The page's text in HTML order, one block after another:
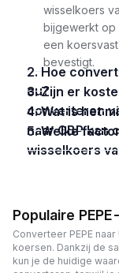
wisselkoers
bijgewerkt op
een
bevestigt.
2. Hoe converteer ik PEPE naar GBP op Bybit-
eu?
3. Zijn er kosten verbonden aan het
converteren
4. Wat is het minimumbedrag aan PEPE dat ik
naar GBP kan
5. Welke factoren beïnvloeden de
wisselkoers
Populaire
Converteer PEPE
koersen. Dankzij de
kun je de huidige